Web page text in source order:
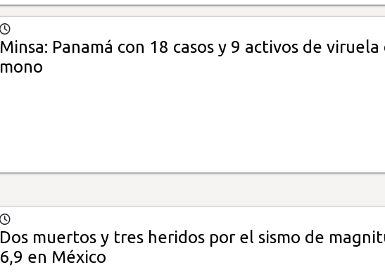
Minsa: Panamá con 18 casos y 9 activos de viruela
mono
Dos muertos y tres heridos por el sismo de
6,9 en México